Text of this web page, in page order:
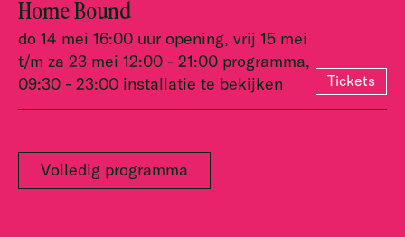
Home Bound
do 14 mei 16:00 uur opening, vrij 15 mei
t/m za 23 mei 12:00 - 21:00 programma,
09:30 - 23:00 installatie te bekijken
Tickets
Volledig programma